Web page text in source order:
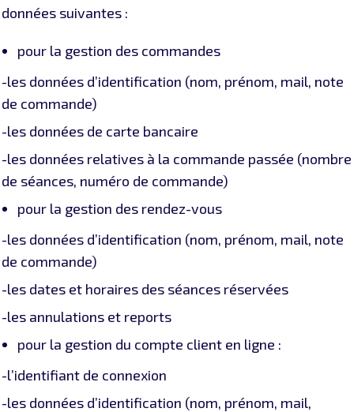
données suivantes :
pour la gestion des commandes
-les données d’identification (nom, prénom, mail, note
de commande)
-les données de carte bancaire
-les données relatives à la commande passée (nombre
de séances, numéro de commande)
pour la gestion des rendez-vous
-les données d’identification (nom, prénom, mail, note
de commande)
-les dates et horaires des séances réservées
-les annulations et reports
pour la gestion du compte client en ligne :
-l’identifiant de connexion
-les données d’identification (nom, prénom, mail,